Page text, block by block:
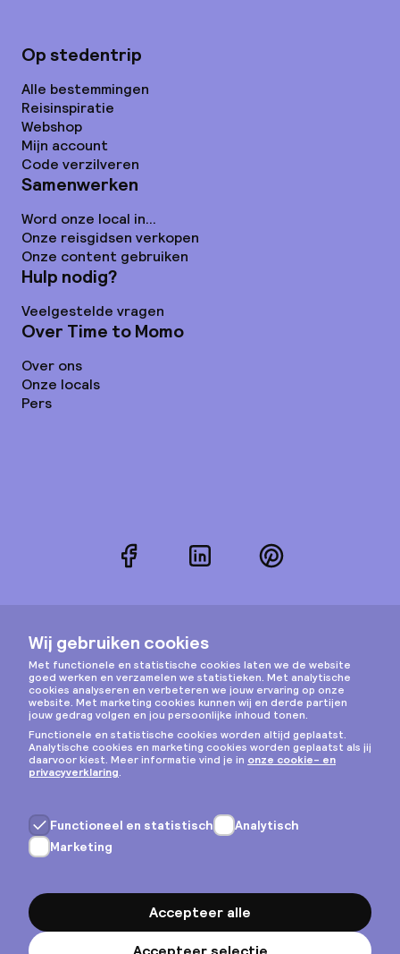
Op stedentrip
Alle bestemmingen
Reisinspiratie
Webshop
Mijn account
Code verzilveren
Samenwerken
Word onze local in...
Onze reisgidsen verkopen
Onze content gebruiken
Hulp nodig?
Veelgestelde vragen
Over Time to Momo
Over ons
Onze locals
Pers
FacebookLinkedInPinterest
Instagram
Privacy & cookies
Algemene voorwaarden